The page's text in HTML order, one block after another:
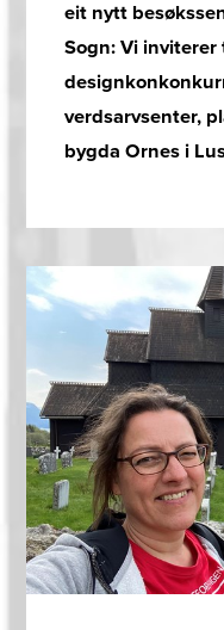
eit nytt
Sogn: Vi
verdsarvsenter,
bygda Ornes i